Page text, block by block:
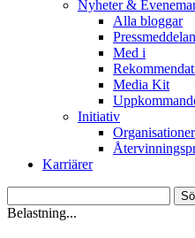
Nyheter &
Alla bloggar
Med i
Media Kit
Initiativ
Karriärer
Belastning...